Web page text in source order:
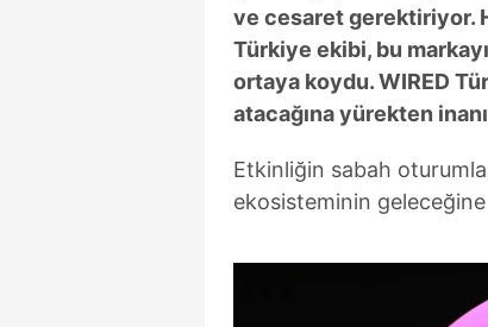
ve cesaret gerektiriyor.
Türkiye ekibi, bu
ortaya koydu. WIRED
atacağına yürekten
Etkinliğin sabah
ekosisteminin